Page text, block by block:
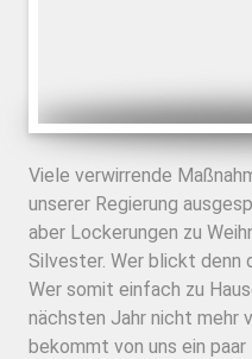
Viele verwirrende
unserer Regierung
aber Lockerungen zu
Silvester. Wer blickt denn
Wer somit einfach zu
nächsten Jahr nicht mehr
bekommt von uns ein